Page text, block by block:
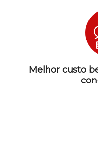
Melhor custo